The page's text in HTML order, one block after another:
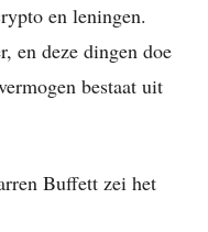
en leningen.
en deze dingen doe
bestaat uit
Buffett zei het